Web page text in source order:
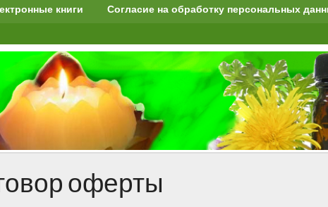
книги Согласие на обработку персональных
оферты